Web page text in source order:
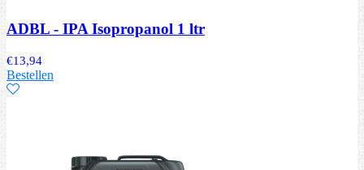
ADBL - IPA Isopropanol 1 ltr
€13,94
Bestellen